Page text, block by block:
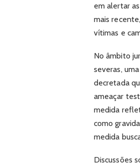
em alertar
mais
vítimas e
No âmbito
severas,
decretada
ameaçar
medida
como
medida
Discussões